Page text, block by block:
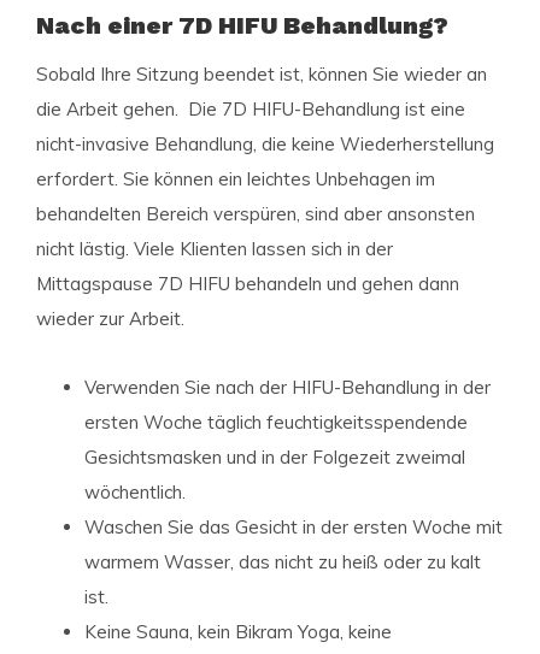
Nach einer 7D HIFU Behandlung?
Sobald Ihre Sitzung beendet ist, können Sie wieder an
die Arbeit gehen. Die 7D HIFU-Behandlung ist eine
nicht-invasive Behandlung, die keine Wiederherstellung
erfordert. Sie können ein leichtes Unbehagen im
behandelten Bereich verspüren, sind aber ansonsten
nicht lästig. Viele Klienten lassen sich in der
Mittagspause 7D HIFU behandeln und gehen dann
wieder zur Arbeit.
Verwenden Sie nach der HIFU-Behandlung in der
ersten Woche täglich feuchtigkeitsspendende
Gesichtsmasken und in der Folgezeit zweimal
wöchentlich.
Waschen Sie das Gesicht in der ersten Woche mit
warmem Wasser, das nicht zu heiß oder zu kalt
ist.
Keine Sauna, kein Bikram Yoga, keine